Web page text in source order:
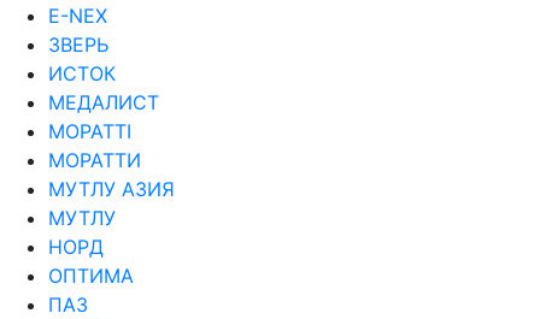
Е-NEX
ЗВЕРЬ
ИСТОК
МЕДАЛИСТ
МОРАТТI
МОРАТТИ
МУТЛУ АЗИЯ
МУТЛУ
НОРД
ОПТИМА
ПАЗ